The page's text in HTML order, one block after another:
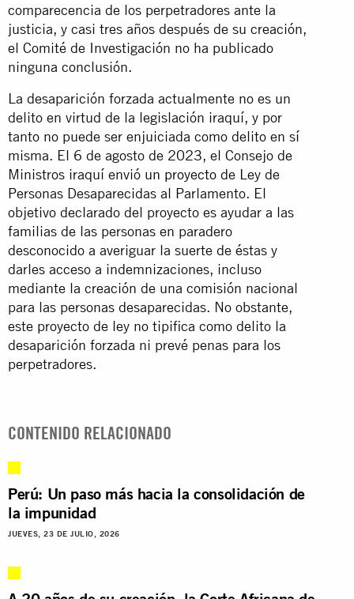
comparecencia de los perpetradores ante la
justicia, y casi tres años después de su creación,
el Comité de Investigación no ha publicado
ninguna conclusión.
La desaparición forzada actualmente no es un
delito en virtud de la legislación iraquí, y por
tanto no puede ser enjuiciada como delito en sí
misma. El 6 de agosto de 2023, el Consejo de
Ministros iraquí envió un proyecto de Ley de
Personas Desaparecidas al Parlamento. El
objetivo declarado del proyecto es ayudar a las
familias de las personas en paradero
desconocido a averiguar la suerte de éstas y
darles acceso a indemnizaciones, incluso
mediante la creación de una comisión nacional
para las personas desaparecidas. No obstante,
este proyecto de ley no tipifica como delito la
desaparición forzada ni prevé penas para los
perpetradores.
CONTENIDO RELACIONADO
Perú: Un paso más hacia la consolidación de
la impunidad
JUEVES, 23 DE JULIO, 2026